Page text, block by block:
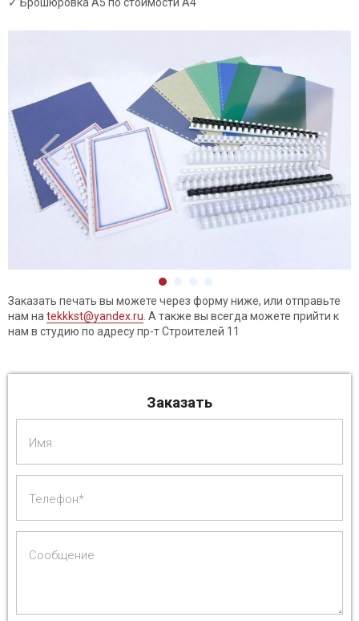
Заказать печать вы можете через форму ниже, или отправьте
нам наtekkkst@yandex.ru. А также вы всегда можете прийти к
нам в студию по адресу пр-т Строителей 11
Заказать
Имя
Телефон*
Сообщение